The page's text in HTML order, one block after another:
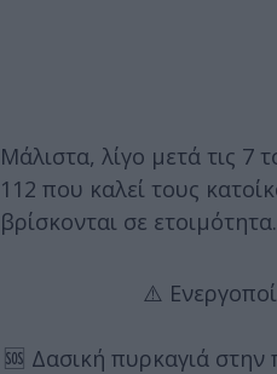
Μάλιστα, λίγο μετά τις 7
112 που καλεί τους
βρίσκονται σε ετοιμότητα.
⚠️
🆘 Δασική πυρκαγιά στην